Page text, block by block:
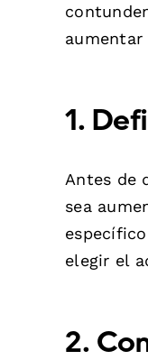
1.
Antes de
sea
elegir el
2.